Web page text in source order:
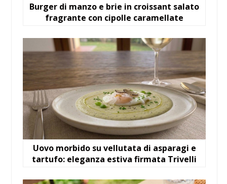
Burger di manzo e brie in croissant salato
fragrante con cipolle caramellate
Uovo morbido su vellutata di asparagi e
tartufo: eleganza estiva firmata Trivelli